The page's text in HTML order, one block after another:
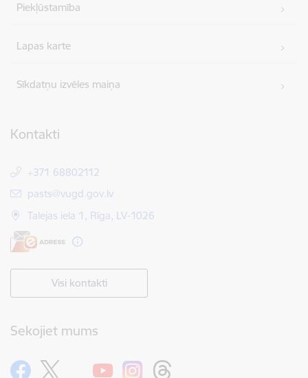
Piekļūstamība
Lapas karte
Sīkdatņu izvēles maiņa
Kontakti
+371 68802112
E-pasts:
pasts@vugd.gov.lv
Talejas iela 1, Rīga, LV-1026
Visi kontakti
Sekojiet mums